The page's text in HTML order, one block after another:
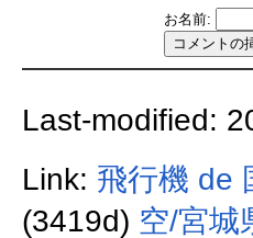
お名前:
Last-modified:
Link: 飛行機 de
(3419d) 空/宮城